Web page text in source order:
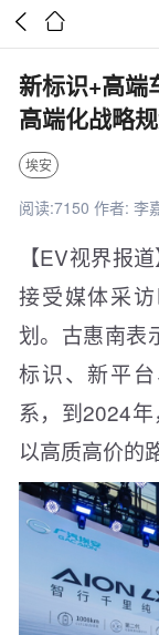
 
新标识+高端
高端化战略
埃安
阅读:7150 作者: 李
【EV视界报
接受媒体采
划。古惠南表
标识、新平
系，到2024年
以高质高价的